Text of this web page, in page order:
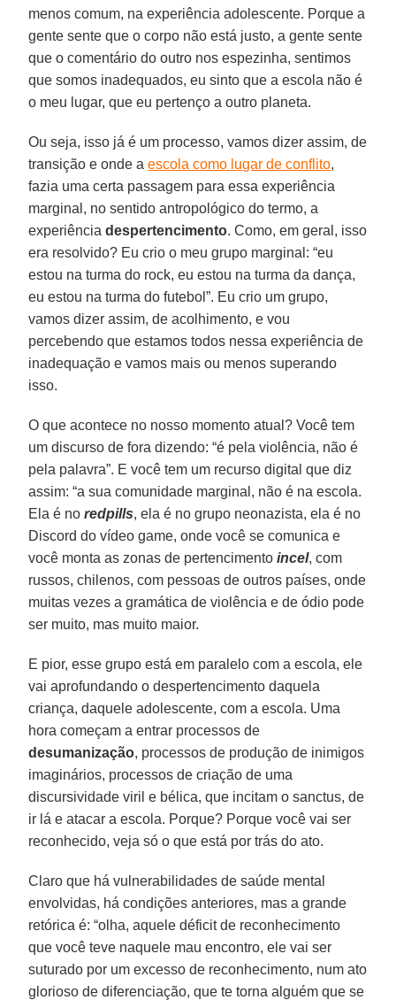
menos comum, na experiência adolescente. Porque a
gente sente que o corpo não está justo, a gente sente
que o comentário do outro nos espezinha, sentimos
que somos inadequados, eu sinto que a escola não é
o meu lugar, que eu pertenço a outro planeta.
Ou seja, isso já é um processo, vamos dizer assim, de
transição e onde aescola como lugar de conflito,
fazia uma certa passagem para essa experiência
marginal, no sentido antropológico do termo, a
experiênciadespertencimento. Como, em geral, isso
era resolvido? Eu crio o meu grupo marginal: “eu
estou na turma do rock, eu estou na turma da dança,
eu estou na turma do futebol”. Eu crio um grupo,
vamos dizer assim, de acolhimento, e vou
percebendo que estamos todos nessa experiência de
inadequação e vamos mais ou menos superando
isso.
O que acontece no nosso momento atual? Você tem
um discurso de fora dizendo: “é pela violência, não é
pela palavra”. E você tem um recurso digital que diz
assim: “a sua comunidade marginal, não é na escola.
Ela é noredpills, ela é no grupo neonazista, ela é no
Discord do vídeo game, onde você se comunica e
você monta as zonas de pertencimentoincel, com
russos, chilenos, com pessoas de outros países, onde
muitas vezes a gramática de violência e de ódio pode
ser muito, mas muito maior.
E pior, esse grupo está em paralelo com a escola, ele
vai aprofundando o despertencimento daquela
criança, daquele adolescente, com a escola. Uma
hora começam a entrar processos de
desumanização, processos de produção de inimigos
imaginários, processos de criação de uma
discursividade viril e bélica, que incitam o sanctus, de
ir lá e atacar a escola. Porque? Porque você vai ser
reconhecido, veja só o que está por trás do ato.
Claro que há vulnerabilidades de saúde mental
envolvidas, há condições anteriores, mas a grande
retórica é: “olha, aquele déficit de reconhecimento
que você teve naquele mau encontro, ele vai ser
suturado por um excesso de reconhecimento, num ato
glorioso de diferenciação, que te torna alguém que se